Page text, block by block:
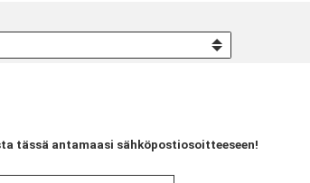
tässä antamaasi sähköpostiosoitteeseen!